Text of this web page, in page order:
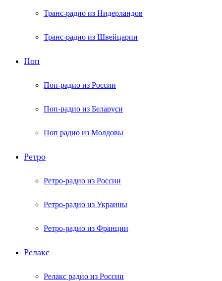
Транс-радио из Нидерландов
Транс-радио из Швейцарии
Поп
Поп-радио из России
Поп-радио из Беларуси
Поп радио из Молдовы
Ретро
Ретро-радио из России
Ретро-радио из Украины
Ретро-радио из Франции
Релакс
Релакс радио из России